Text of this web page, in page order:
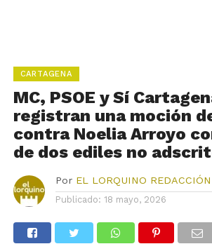
CARTAGENA
MC, PSOE y Sí
registran una moción
contra Noelia Arroyo
de dos ediles no
Por EL LORQUINO REDACCIÓN
Publicado: 18 mayo, 2026